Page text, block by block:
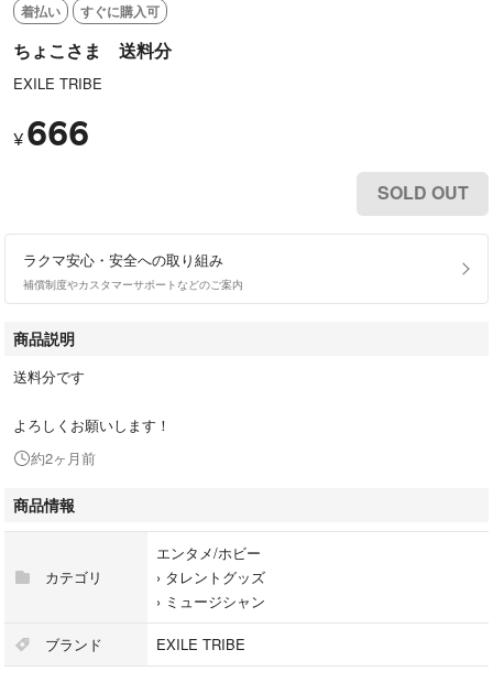
着払い すぐに購入可
ちょこさま 送料分
EXILE TRIBE
¥ 666
SOLD OUT
ラクマ安心・安全への取り組み
補償制度やカスタマーサポートなどのご案内
商品説明
送料分です
よろしくお願いします！
約2ヶ月前
商品情報
カテゴリ
エンタメ/ホビー
› タレントグッズ
› ミュージシャン
ブランド EXILE TRIBE